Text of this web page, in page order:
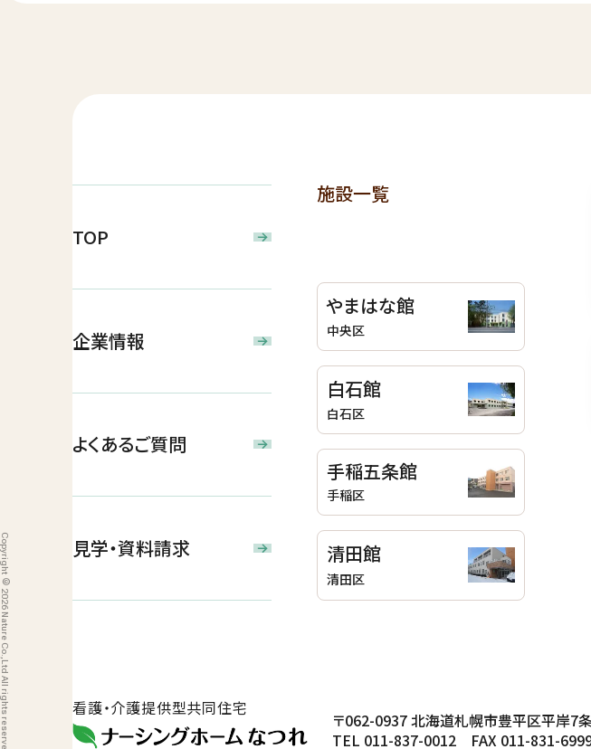
TOP
企業情報
よくあるご質問
見学・資料請求
施設一覧
やまはな館
中央区
白石館
白石区
手稲五条館
手稲区
清田館
清田区
看護・介護提供型共同住宅
〒062-0937 北海道札幌市豊平区平岸7
TEL 011-837-0012 FAX 011-831-
Copyright © 2026 Nature Co.,Ltd All rights reserved.